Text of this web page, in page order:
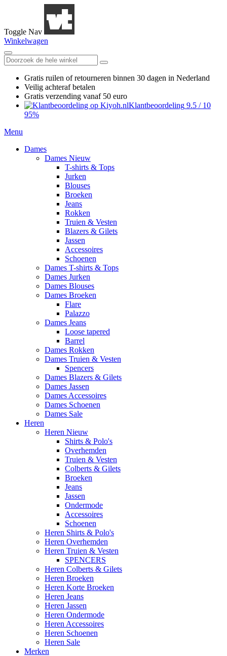
Toggle Nav
Winkelwagen
Gratis ruilen of retourneren binnen 30 dagen in Nederland
Veilig achteraf betalen
Gratis verzending vanaf 50 euro
Klantbeoordeling 9.5 / 10
95%
Menu
Dames
Dames Nieuw
T-shirts & Tops
Jurken
Blouses
Broeken
Jeans
Rokken
Truien & Vesten
Blazers & Gilets
Jassen
Accessoires
Schoenen
Dames T-shirts & Tops
Dames Jurken
Dames Blouses
Dames Broeken
Flare
Palazzo
Dames Jeans
Loose tapered
Barrel
Dames Rokken
Dames Truien & Vesten
Spencers
Dames Blazers & Gilets
Dames Jassen
Dames Accessoires
Dames Schoenen
Dames Sale
Heren
Heren Nieuw
Shirts & Polo's
Overhemden
Truien & Vesten
Colberts & Gilets
Broeken
Jeans
Jassen
Ondermode
Accessoires
Schoenen
Heren Shirts & Polo's
Heren Overhemden
Heren Truien & Vesten
SPENCERS
Heren Colberts & Gilets
Heren Broeken
Heren Korte Broeken
Heren Jeans
Heren Jassen
Heren Ondermode
Heren Accessoires
Heren Schoenen
Heren Sale
Merken